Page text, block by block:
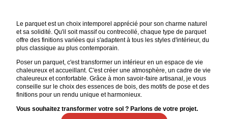
Le parquet est un choix intemporel apprécié pour son charme naturel
et sa solidité. Qu'il soit massif ou contrecollé, chaque type de parquet
offre des finitions variées qui s'adaptent à tous les styles d'intérieur, du
plus classique au plus contemporain.
Poser un parquet, c'est transformer un intérieur en un espace de vie
chaleureux et accueillant. C'est créer une atmosphère, un cadre de vie
chaleureux et confortable. Grâce à mon savoir-faire artisanal, je vous
conseille sur le choix des essences de bois, des motifs de pose et des
finitions pour un rendu unique et harmonieux.
Vous souhaitez transformer votre sol ? Parlons de votre projet.